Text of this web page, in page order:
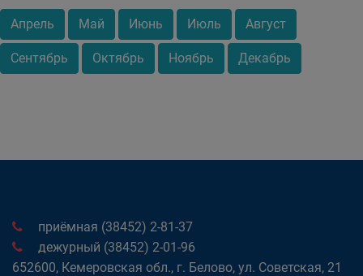
Апрель Май Июнь Июль Август
Сентябрь Октябрь Ноябрь Декабрь
приёмная (38452) 2-81-37
дежурный (38452) 2-01-96
652600, Кемеровская обл., г. Белово, ул. Советская, 21